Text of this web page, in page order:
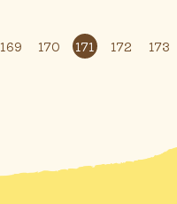
169 170 171 172 173